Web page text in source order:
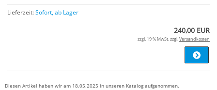
Lieferzeit:Sofort, ab Lager
240,00 EUR
zzgl. 19 % MwSt. zzgl.Versandkosten
Diesen Artikel haben wir am 18.05.2025 in unseren Katalog aufgenommen.